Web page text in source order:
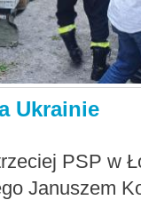
Ukrainie
PSP w
Januszem